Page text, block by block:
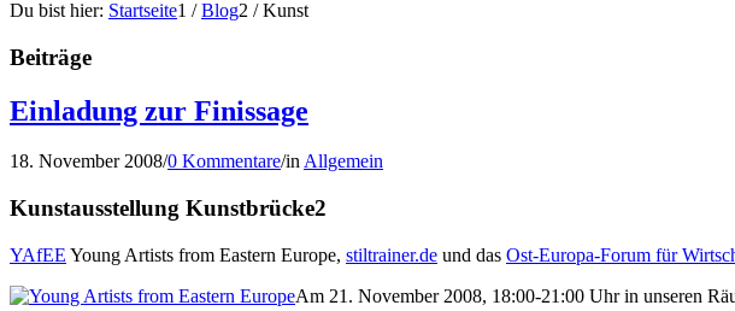
Du bist hier: Startseite1 / Blog2 / Kunst
Beiträge
Einladung zur Finissage
18. November 2008/0 Kommentare/inAllgemein
Kunstausstellung Kunstbrücke2
YAfEE Young Artists from Eastern Europe, stiltrainer.de und das Ost-Europa-Forum für
Am 21. November 2008, 18:00-21:00 Uhr in unseren